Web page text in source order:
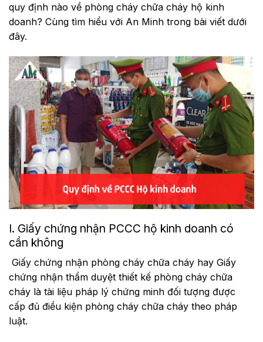
quy định nào về phòng cháy chữa cháy hộ kinh
doanh? Cùng tìm hiểu với An Minh trong bài viết dưới
đây.
I. Giấy chứng nhận PCCC hộ kinh doanh có
cần không
Giấy chứng nhận phòng cháy chữa cháy hay Giấy
chứng nhận thẩm duyệt thiết kế phòng cháy chữa
cháy là tài liệu pháp lý chứng minh đối tượng được
cấp đủ điều kiện phòng cháy chữa cháy theo pháp
luật.